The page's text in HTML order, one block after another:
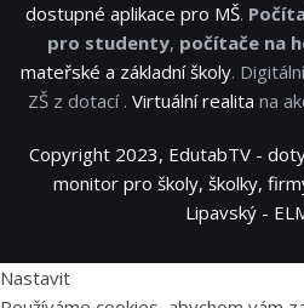
dostupné aplikace pro MŠ.
pro studenty, počítače na
mateřské a základní školy.
ZŠ z dotací . Virtuální realita na
Copyright 2023, EdutabTV -
monitor pro školy, školky,
Lipavský -
Nastavit